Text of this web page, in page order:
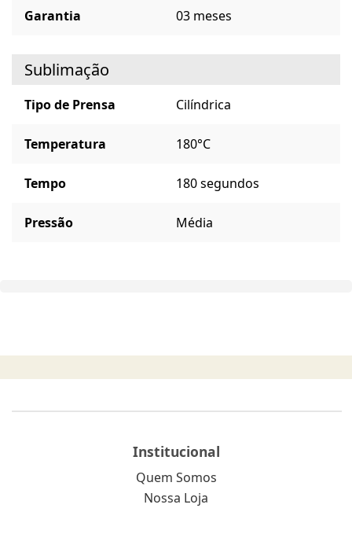
Garantia 03 meses
Sublimação
Tipo de Prensa Cilíndrica
Temperatura 180°C
Tempo 180 segundos
Pressão Média
Institucional
Quem Somos
Nossa Loja